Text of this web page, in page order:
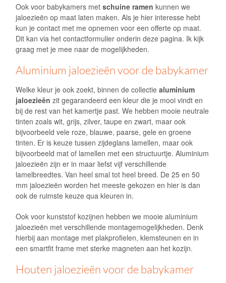
Ook voor babykamers met schuine ramen kunnen we
jaloezieën op maat laten maken. Als je hier interesse hebt
kun je contact met me opnemen voor een offerte op maat.
Dit kan via het contactformulier onderin deze pagina. Ik kijk
graag met je mee naar de mogelijkheden.
Aluminium jaloezieën voor de babykamer
Welke kleur je ook zoekt, binnen de collectie aluminium
jaloezieën zit gegarandeerd een kleur die je mooi vindt en
bij de rest van het kamertje past. We hebben mooie neutrale
tinten zoals wit, grijs, zilver, taupe en zwart, maar ook
bijvoorbeeld vele roze, blauwe, paarse, gele en groene
tinten. Er is keuze tussen zijdeglans lamellen, maar ook
bijvoorbeeld mat of lamellen met een structuurtje. Aluminium
jaloezieën zijn er in maar liefst vijf verschillende
lamelbreedtes. Van heel smal tot heel breed. De 25 en 50
mm jaloezieën worden het meeste gekozen en hier is dan
ook de ruimste keuze qua kleuren in.
Ook voor kunststof kozijnen hebben we mooie aluminium
jaloezieën met verschillende montagemogelijkheden. Denk
hierbij aan montage met plakprofielen, klemsteunen en in
een smartfit frame met sterke magneten aan het kozijn.
Houten jaloezieën voor de babykamer